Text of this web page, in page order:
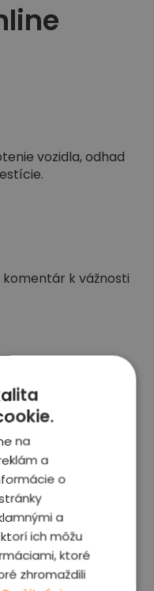
vozidla, odhad
k vážnosti
nafotíme
na
a
o
a
ich môžu
ktoré
zhromaždili